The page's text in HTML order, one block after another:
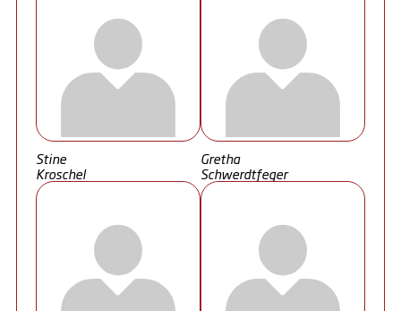
Stine
Kroschel
Gretha
Schwerdtfeger